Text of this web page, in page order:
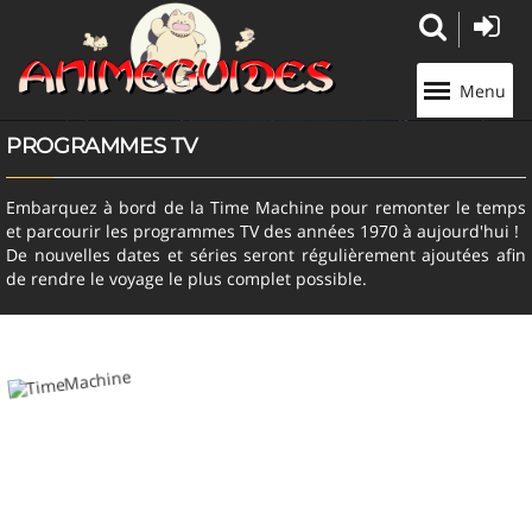
Menu
PROGRAMMES TV
Embarquez à bord de la Time Machine pour remonter le temps
et parcourir les programmes TV des années 1970 à aujourd'hui !
De nouvelles dates et séries seront régulièrement ajoutées afin
de rendre le voyage le plus complet possible.
Panneau de gestion des cookies